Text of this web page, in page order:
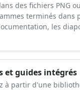
des fichiers PNG
terminés dans
les
et guides intégrés
à partir d'une